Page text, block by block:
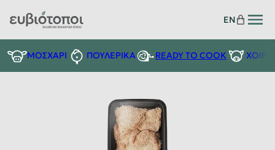
EN
ΜΟΣΧΑΡΙ ΠΟΥΛΕΡΙΚΑ READY TO COOK